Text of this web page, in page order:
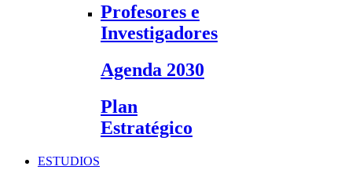
Profesores e
Investigadores
Agenda 2030
Plan
Estratégico
ESTUDIOS